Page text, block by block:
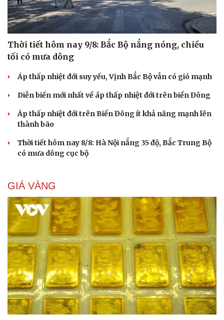
Thời tiết hôm nay 9/8: Bắc Bộ nắng nóng, chiều
tối có mưa dông
Áp thấp nhiệt đới suy yếu, Vịnh Bắc Bộ vẫn có gió mạnh
Diễn biến mới nhất về áp thấp nhiệt đới trên biển Đông
Áp thấp nhiệt đới trên Biển Đông ít khả năng mạnh lên
thành bão
Thời tiết hôm nay 8/8: Hà Nội nắng 35 độ, Bắc Trung Bộ
có mưa dông cục bộ
GIÁ VÀNG